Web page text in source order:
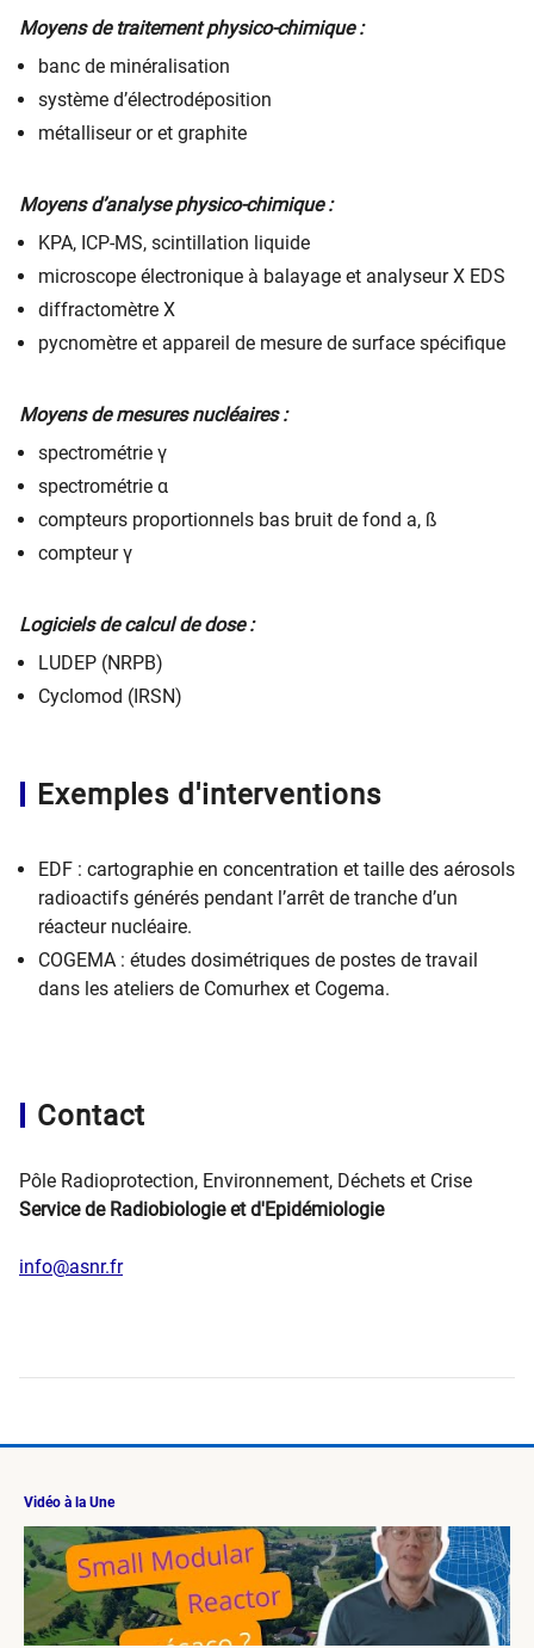
Moyens de traitement physico-chimique :
banc de minéralisation
système d’électrodéposition
métalliseur or et graphite
Moyens d’analyse physico-chimique :
KPA, ICP-MS, scintillation liquide
microscope électronique à balayage et analyseur X EDS
diffractomètre X
pycnomètre et appareil de mesure de surface spécifique
Moyens de mesures nucléaires :
spectrométrie γ
spectrométrie α
compteurs proportionnels bas bruit de fond a, ß
compteur γ
Logiciels de calcul de dose :
LUDEP (NRPB)
Cyclomod (IRSN)
Exemples d'interventions
EDF : cartographie en concentration et taille des aérosols
radioactifs générés pendant l’arrêt de tranche d’un
réacteur nucléaire.
COGEMA : études dosimétriques de postes de travail
dans les ateliers de Comurhex et Cogema.
Contact
Pôle Radioprotection, Environnement, Déchets et Crise
Service de Radiobiologie et d'Epidémiologie
info@asnr.fr
Vidéo à la Une